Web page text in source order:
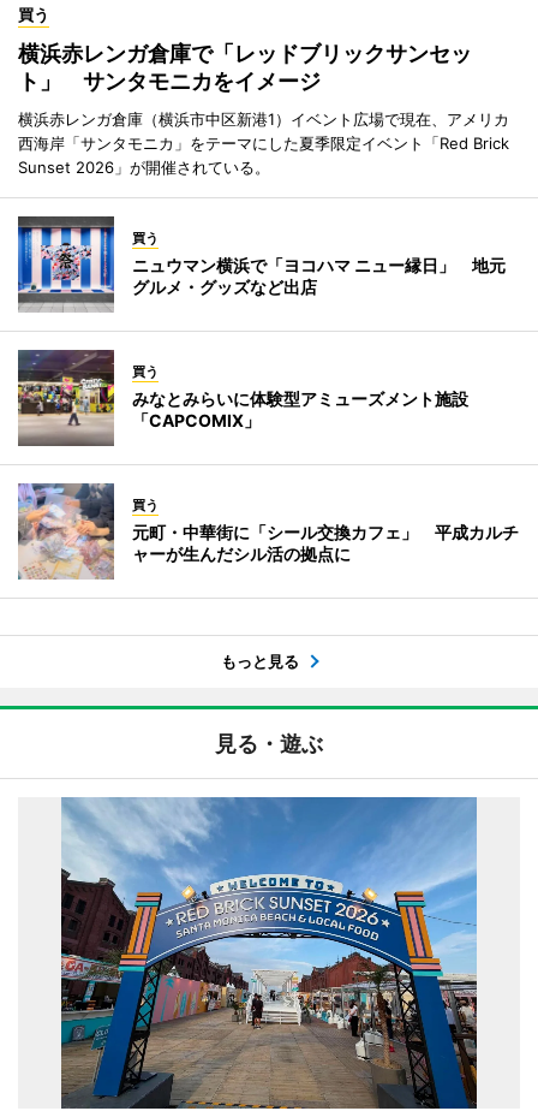
買う
横浜赤レンガ倉庫で「レッドブリックサンセッ
ト」 サンタモニカをイメージ
横浜赤レンガ倉庫（横浜市中区新港1）イベント広場で現在、アメリカ
西海岸「サンタモニカ」をテーマにした夏季限定イベント「Red Brick
Sunset 2026」が開催されている。
買う
ニュウマン横浜で「ヨコハマ ニュー縁日」 地元
グルメ・グッズなど出店
買う
みなとみらいに体験型アミューズメント施設
「CAPCOMIX」
買う
元町・中華街に「シール交換カフェ」 平成カルチ
ャーが生んだシル活の拠点に
もっと見る
見る・遊ぶ